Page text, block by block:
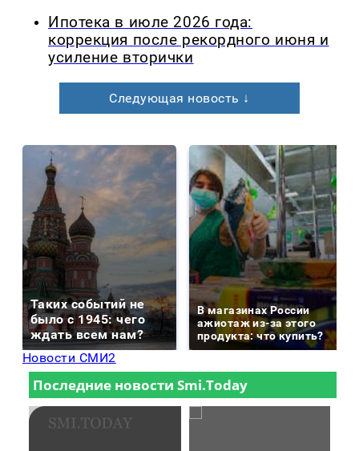
Ипотека в июле 2026 года:
коррекция после рекордного июня и
усиление вторички
Следующая новость ↓
Таких событий не
было с 1945: чего
ждать всем нам?
В магазинах России
ажиотаж из-за этого
продукта: что купить?
Новости СМИ2